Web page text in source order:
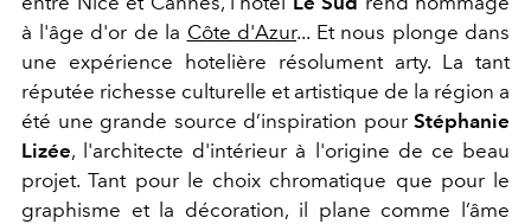
à l'âge d'or de la Côte d'Azur... Et nous plonge dans
une expérience hotelière résolument arty. La tant
réputée richesse culturelle et artistique de la région a
été une grande source d’inspiration pour Stéphanie
Lizée, l'architecte d'intérieur à l'origine de ce beau
projet. Tant pour le choix chromatique que pour le
graphisme et la décoration, il plane comme l’âme